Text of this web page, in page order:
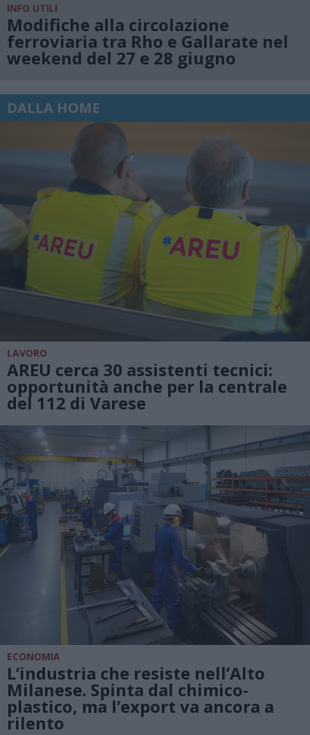
INFO UTILI
Modifiche alla circolazione
ferroviaria tra Rho e Gallarate nel
weekend del 27 e 28 giugno
DALLA HOME
LAVORO
AREU cerca 30 assistenti tecnici:
opportunità anche per la centrale
del 112 di Varese
ECONOMIA
L’industria che resiste nell’Alto
Milanese. Spinta dal chimico-
plastico, ma l’export va ancora a
rilento